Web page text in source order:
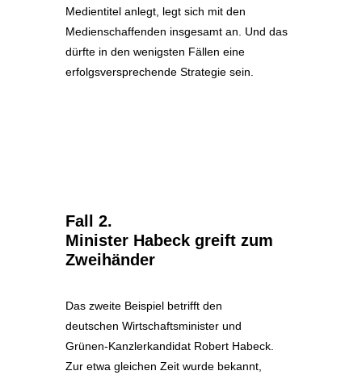
Medientitel anlegt, legt sich mit den
Medienschaffenden insgesamt an. Und das
dürfte in den wenigsten Fällen eine
erfolgsversprechende Strategie sein.
Fall 2.
Minister Habeck greift zum
Zweihänder
Das zweite Beispiel betrifft den
deutschen Wirtschaftsminister und
Grünen-Kanzlerkandidat Robert Habeck.
Zur etwa gleichen Zeit wurde bekannt,